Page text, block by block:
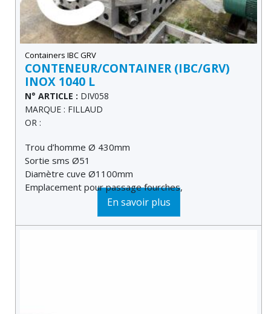
Containers IBC GRV
CONTENEUR/CONTAINER (IBC/GRV)
INOX 1040 L
N° ARTICLE : DIV058
MARQUE : FILLAUD
OR :
En savoir plus
Trou d’homme Ø 430mm
Sortie sms Ø51
Diamètre cuve Ø1100mm
Emplacement pour passage fourches,